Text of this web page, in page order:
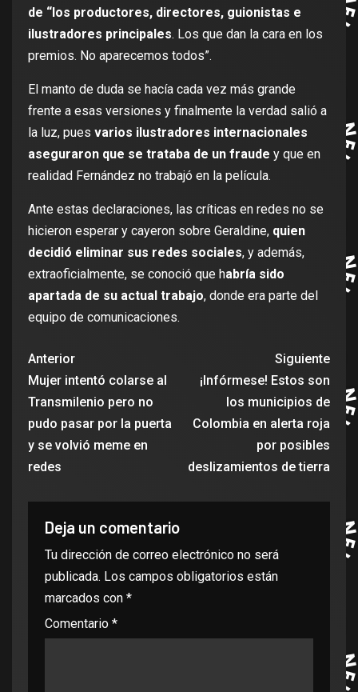
de “los productores, directores, guionistas e
ilustradores principales. Los que dan la cara en los
premios. No aparecemos todos”.
El manto de duda se hacía cada vez más grande
frente a esas versiones y finalmente la verdad salió a
la luz, pues varios ilustradores internacionales
aseguraron que se trataba de un fraude y que en
realidad Fernández no trabajó en la película.
Ante estas declaraciones, las críticas en redes no se
hicieron esperar y cayeron sobre Geraldine, quien
decidió eliminar sus redes sociales, y además,
extraoficialmente, se conoció que habría sido
apartada de su actual trabajo, donde era parte del
equipo de comunicaciones.
Anterior
Mujer intentó colarse al
Transmilenio pero no
pudo pasar por la puerta
y se volvió meme en
redes
Siguiente
¡Infórmese! Estos son
los municipios de
Colombia en alerta roja
por posibles
deslizamientos de tierra
Deja un comentario
Tu dirección de correo electrónico no será
publicada. Los campos obligatorios están
marcados con *
Comentario *